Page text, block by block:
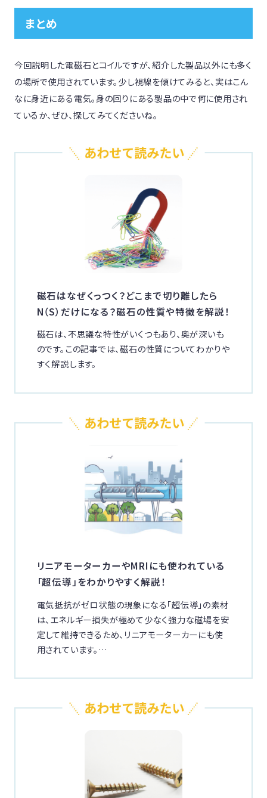
まとめ
今回説明した電磁石とコイルですが、紹介した製品以外にも多く
の場所で使用されています。少し視線を傾けてみると、実はこん
なに身近にある電気。身の回りにある製品の中で何に使用され
ているか、ぜひ、探してみてくださいね。
磁石はなぜくっつく？どこまで切り離したら
N（S）だけになる？磁石の性質や特徴を解説！
磁石は、不思議な特性がいくつもあり、奥が深いも
のです。この記事では、磁石の性質についてわかりや
すく解説します。
リニアモーターカーやMRIにも使われている
「超伝導」をわかりやすく解説！
電気抵抗がゼロ状態の現象になる「超伝導」の素材
は、エネルギー損失が極めて少なく強力な磁場を安
定して維持できるため、リニアモーターカーにも使
用されています。…